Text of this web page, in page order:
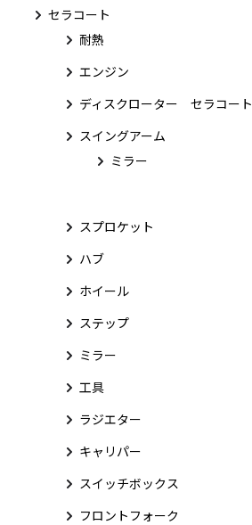
セラコート
耐熱
エンジン
ディスクローター セラコート
スイングアーム
ミラー
スプロケット
ハブ
ホイール
ステップ
ミラー
工具
ラジエター
キャリパー
スイッチボックス
フロントフォーク